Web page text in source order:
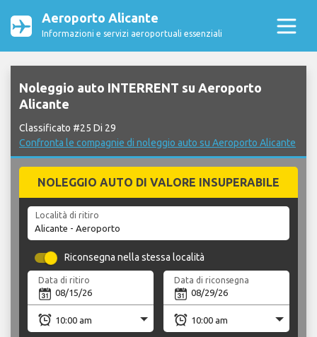
Aeroporto Alicante
Informazioni e servizi aeroportuali essenziali
Noleggio auto INTERRENT su Aeroporto
Alicante
Classificato #25 Di 29
Confronta le compagnie di noleggio auto su Aeroporto Alicante
NOLEGGIO AUTO DI VALORE INSUPERABILE
Località di ritiro
Riconsegna nella stessa località
Data di ritiro Data di riconsegna